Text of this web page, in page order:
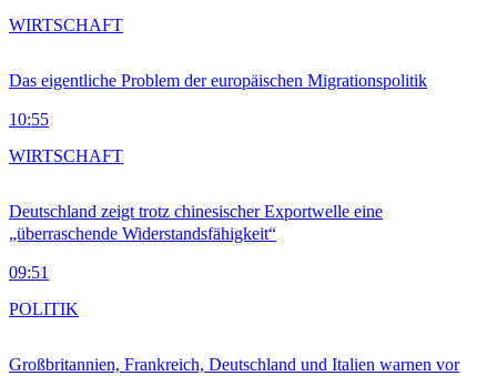
Das eigentliche Problem der europäischen Migrationspolitik
10:55
WIRTSCHAFT
Deutschland zeigt trotz chinesischer Exportwelle eine
„überraschende Widerstandsfähigkeit“
09:51
WIRTSCHAFT
Großbritannien, Frankreich, Deutschland und Italien warnen vor
POLITIK